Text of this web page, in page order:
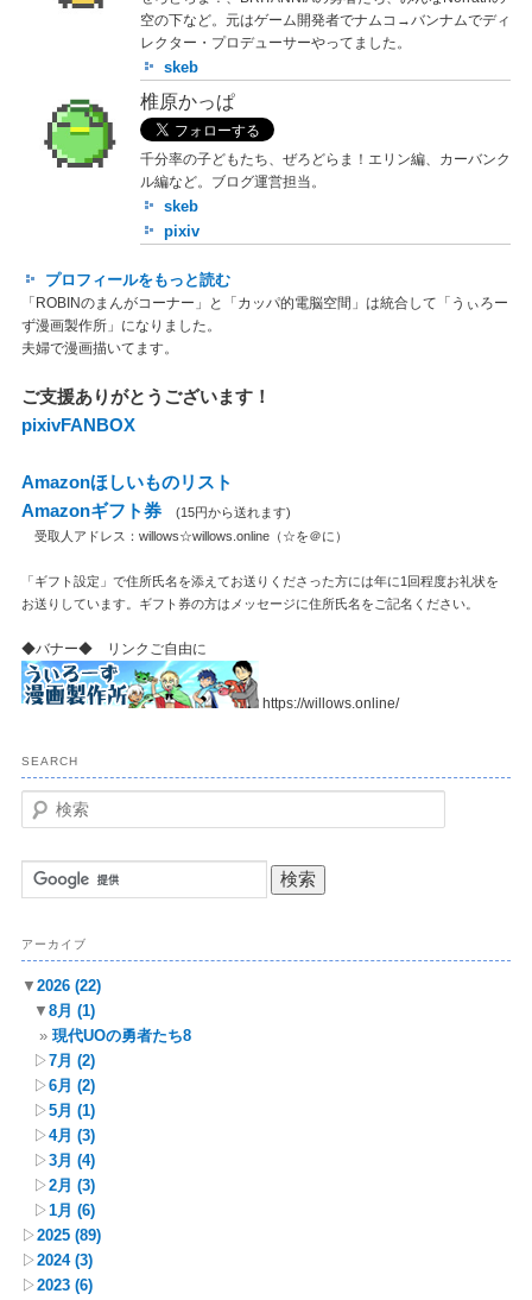
空の下など。元はゲーム開発者でナムコ→バンナムでディ
レクター・プロデューサーやってました。
skeb
椎原かっぱ
千分率の子どもたち、ぜろどらま！エリン編、カーバンク
ル編など。ブログ運営担当。
skeb
pixiv
プロフィールをもっと読む
「ROBINのまんがコーナー」と「カッパ的電脳空間」は統合して「うぃろー
ず漫画製作所」になりました。
夫婦で漫画描いてます。
ご支援ありがとうございます！
pixivFANBOX
Amazonほしいものリスト
Amazonギフト券
(15円から送れます)
受取人アドレス：willows☆willows.online（☆を＠に）
「ギフト設定」で住所氏名を添えてお送りくださった方には年に1回程度お礼状を
お送りしています。ギフト券の方はメッセージに住所氏名をご記名ください。
◆バナー◆ リンクご自由に
https://willows.online/
SEARCH
検
索
アーカイブ
▼ 2026 (22)
▼ 8月 (1)
現代UOの勇者たち8
▷7月 (2)
▷6月 (2)
▷5月 (1)
▷4月 (3)
▷3月 (4)
▷2月 (3)
▷1月 (6)
▷2025 (89)
▷2024 (3)
▷2023 (6)